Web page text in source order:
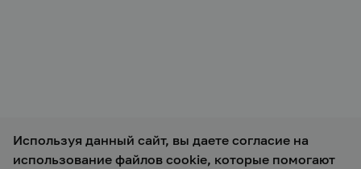
Используя данный сайт, вы даете согласие на
использование файлов cookie, которые помогают